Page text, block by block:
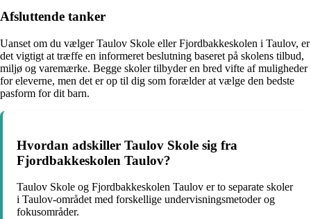
Afsluttende tanker
Uanset om du vælger Taulov Skole eller Fjordbakkeskolen i Taulov, er
det vigtigt at træffe en informeret beslutning baseret på skolens tilbud,
miljø og varemærke. Begge skoler tilbyder en bred vifte af muligheder
for eleverne, men det er op til dig som forælder at vælge den bedste
pasform for dit barn.
Hvordan adskiller Taulov Skole sig fra
Fjordbakkeskolen Taulov?
Taulov Skole og Fjordbakkeskolen Taulov er to separate skoler
i Taulov-området med forskellige undervisningsmetoder og
fokusområder.